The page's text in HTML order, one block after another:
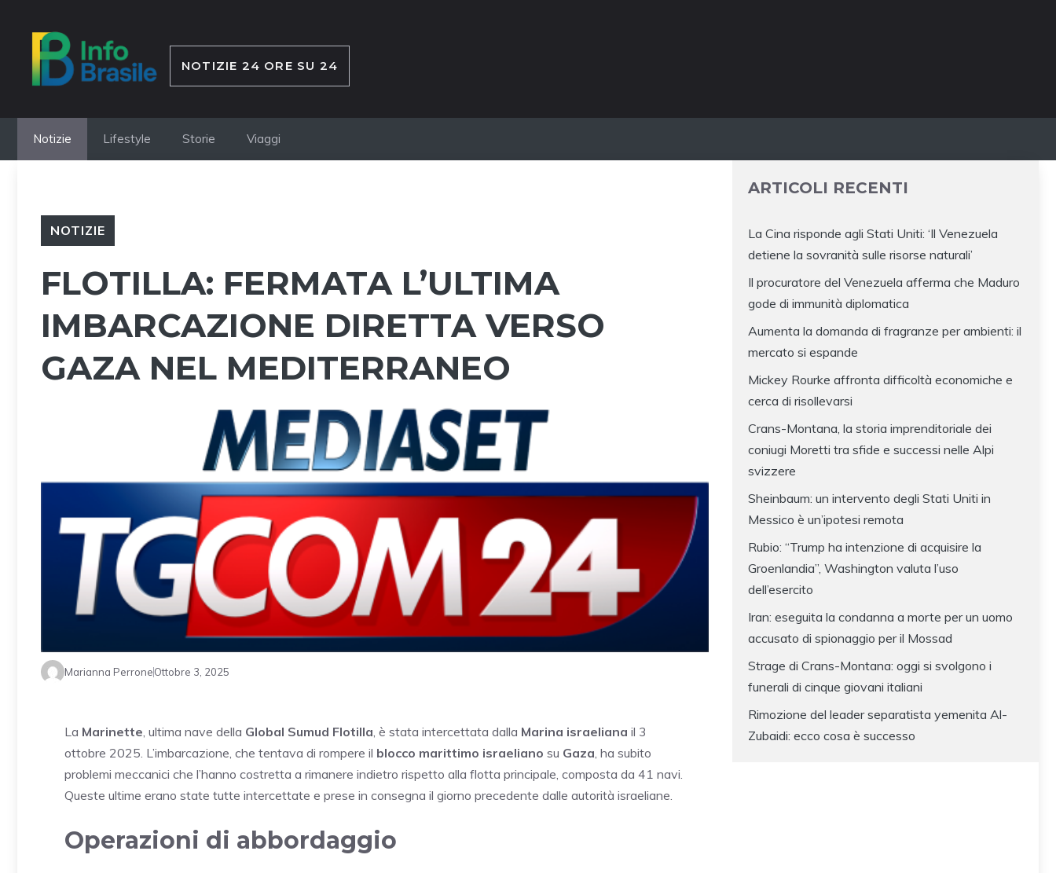
contenuto
NOTIZIE 24 ORE SU 24
Notizie Lifestyle Storie Viaggi
NOTIZIE
FLOTILLA: FERMATA L’ULTIMA
IMBARCAZIONE DIRETTA VERSO
GAZA NEL MEDITERRANEO
Marianna PerroneOttobre 3, 2025
La Marinette, ultima nave della Global Sumud Flotilla, è stata intercettata dalla Marina israeliana il 3
ottobre 2025. L’imbarcazione, che tentava di rompere il blocco marittimo israeliano su Gaza, ha subito
problemi meccanici che l’hanno costretta a rimanere indietro rispetto alla flotta principale, composta da 41 navi.
Queste ultime erano state tutte intercettate e prese in consegna il giorno precedente dalle autorità israeliane.
Operazioni di abbordaggio
ARTICOLI RECENTI
La Cina risponde agli Stati Uniti: ‘Il Venezuela
detiene la sovranità sulle risorse naturali’
Il procuratore del Venezuela afferma che Maduro
gode di immunità diplomatica
Aumenta la domanda di fragranze per ambienti: il
mercato si espande
Mickey Rourke affronta difficoltà economiche e
cerca di risollevarsi
Crans-Montana, la storia imprenditoriale dei
coniugi Moretti tra sfide e successi nelle Alpi
svizzere
Sheinbaum: un intervento degli Stati Uniti in
Messico è un’ipotesi remota
Rubio: “Trump ha intenzione di acquisire la
Groenlandia”, Washington valuta l’uso
dell’esercito
Iran: eseguita la condanna a morte per un uomo
accusato di spionaggio per il Mossad
Strage di Crans-Montana: oggi si svolgono i
funerali di cinque giovani italiani
Rimozione del leader separatista yemenita Al-
Zubaidi: ecco cosa è successo